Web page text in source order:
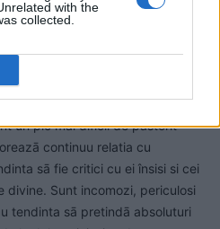
with the
collected.
si dogmatice ale credintei însā
pentru cā n-au puterea sā
filozoficā care dā sens
Biserica îi iubeste pentru
da’ multi, folositori si supusi.
un pic mai dificil de pāstorit
continuu relatia cu
sā fie critici cu ei însisi si cei
divine. Sunt incomozi, periculosi
tendinta sā pretindā absoluturi